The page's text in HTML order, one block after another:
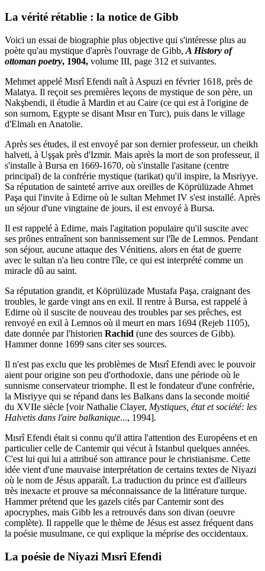
La vérité rétablie : la notice de Gibb
Voici un essai de biographie plus objective qui s'intéresse plus au
poète qu'au mystique d'après l'ouvrage de Gibb, A History of
ottoman poetry, 1904, volume III, page 312 et suivantes.
Mehmet appelé Mısrî Efendi naît à Aspuzi en février 1618, près de
Malatya. Il reçoit ses premières leçons de mystique de son père, un
Nakşbendi, il étudie à Mardin et au Caire (ce qui est à l'origine de
son surnom, Egypte se disant Mısır en Turc), puis dans le village
d'Elmalı en Anatolie.
Après ses études, il est envoyé par son dernier professeur, un cheikh
halveti, à Uşşak près d'Izmir. Mais après la mort de son professeur, il
s'installe à Bursa en 1669-1670, où s'installe l'asitane (centre
principal) de la confrérie mystique (tarikat) qu'il inspire, la Mısriyye.
Sa réputation de sainteté arrive aux oreilles de Köprülüzade Ahmet
Paşa qui l'invite à Edirne où le sultan Mehmet IV s'est installé. Après
un séjour d'une vingtaine de jours, il est envoyé à Bursa.
Il est rappelé à Edirne, mais l'agitation populaire qu'il suscite avec
ses prônes entraînent son bannissement sur l'île de Lemnos. Pendant
son séjour, aucune attaque des Vénitiens, alors en état de guerre
avec le sultan n'a lieu contre l'île, ce qui est interprété comme un
miracle dû au saint.
Sa réputation grandit, et Köprülüzade Mustafa Paşa, craignant des
troubles, le garde vingt ans en exil. Il rentre à Bursa, est rappelé à
Edirne où il suscite de nouveau des troubles par ses prêches, est
renvoyé en exil à Lemnos où il meurt en mars 1694 (Rejeb 1105),
date donnée par l'historien Rachid (une des sources de Gibb).
Hammer donne 1699 sans citer ses sources.
Il n'est pas exclu que les problèmes de Mısrî Efendi avec le pouvoir
aient pour origine son peu d'orthodoxie, dans une période où le
sunnisme conservateur triomphe. Il est le fondateur d'une confrérie,
la Misriyye qui se répand dans les Balkans dans la seconde moitié
du XVIIe siècle [voir Nathalie Clayer, Mystiques, état et société: les
Halvetis dans l'aire balkanique..., 1994].
Mısrî Efendi était si connu qu'il attira l'attention des Européens et en
particulier celle de Cantemir qui vécut à Istanbul quelques années.
C'est lui qui lui a attribué son attirance pour le christianisme. Cette
idée vient d'une mauvaise interprétation de certains textes de Niyazi
où le nom de Jésus apparaît. La traduction du prince est d'ailleurs
très inexacte et prouve sa méconnaissance de la littérature turque.
Hammer prétend que les gazels cités par Cantemir sont des
apocryphes, mais Gibb les a retrouvés dans son divan (oeuvre
complète). Il rappelle que le thème de Jésus est assez fréquent dans
la poésie musulmane, ce qui explique la méprise des occidentaux.
La poésie de Niyazi Mısrî Efendi